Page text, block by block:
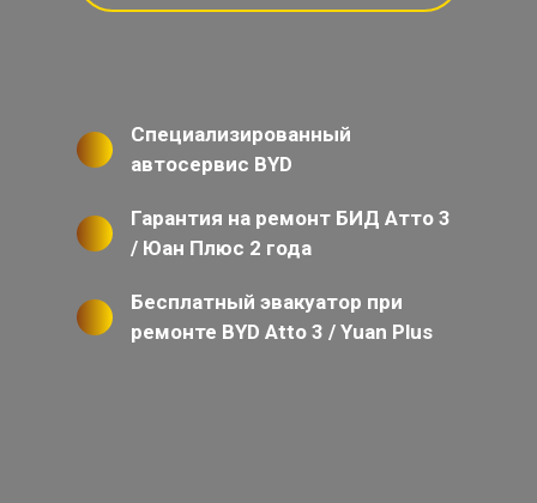
Специализированный
автосервис BYD
Гарантия на ремонт БИД Атто 3
/ Юан Плюс 2 года
Бесплатный эвакуатор при
ремонте BYD Atto 3 / Yuan Plus